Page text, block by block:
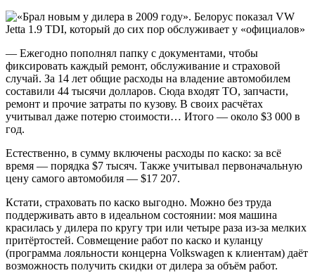
— Ежегодно пополнял папку с документами, чтобы
фиксировать каждый ремонт, обслуживание и страховой
случай. За 14 лет общие расходы на владение автомобилем
составили 44 тысячи долларов. Сюда входят ТО, запчасти,
ремонт и прочие затраты по кузову. В своих расчётах
учитывал даже потерю стоимости… Итого — около $3 000 в
год.
Естественно, в сумму включены расходы по каско: за всё
время — порядка $7 тысяч. Также учитывал первоначальную
цену самого автомобиля — $17 207.
Кстати, страховать по каско выгодно. Можно без труда
поддерживать авто в идеальном состоянии: моя машина
красилась у дилера по кругу три или четыре раза из-за мелких
притёртостей. Совмещение работ по каско и куланцу
(программа лояльности концерна Volkswagen к клиентам) даёт
возможность получить скидки от дилера за объём работ.